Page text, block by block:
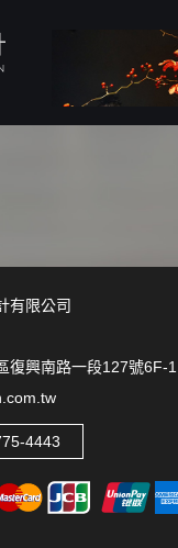
有限公司
復興南路一段127號6F-1
4443